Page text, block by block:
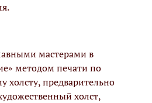
мастерами в
методом печати по
холсту, предварительно
холст,